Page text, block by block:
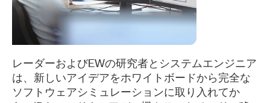
レーダーおよびEWの研究者とシステムエンジニア
は、新しいアイデアをホワイトボードから完全な
ソフトウェアシミュレーションに取り入れてか